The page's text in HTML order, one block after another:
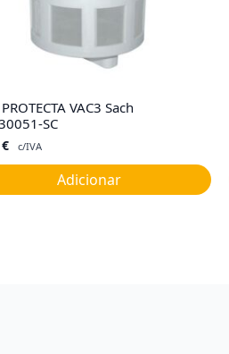
VAC3 Sach
SC
€ c/IVA
Adicionar